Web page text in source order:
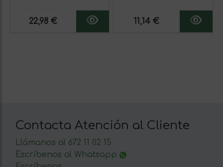
22,98 € 11,14 €
Contacta Atención al Cliente
Llámanos al 672 11 02 15
Escríbenos al Whatsapp